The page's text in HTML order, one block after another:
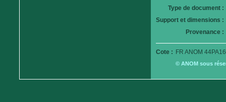
Type de document :
Support et dimensions :
Provenance :
Cote : FR ANOM
© ANOM sous